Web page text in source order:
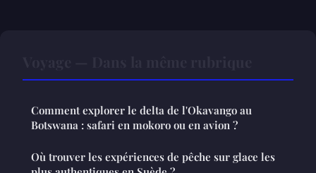
Comment explorer le delta de l'Okavango au
Botswana : safari en mokoro ou en avion ?
Où trouver les expériences de pêche sur glace les